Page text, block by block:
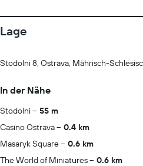
Lage
Stodolni 8, Ostrava, Mährisch-
In der Nähe
Stodolni
55 m
Casino Ostrava
0.4 km
Masaryk Square
0.6 km
The World of Miniatures
0.6 km